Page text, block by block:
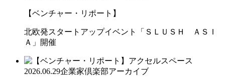
【ベンチャー・リポート】
北欧発スタートアップイベント「ＳＬＵＳＨ ＡＳＩ
Ａ」開催
2026.06.29企業家倶楽部アーカイブ